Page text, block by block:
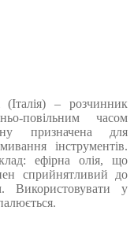
– розчинник
повільним часом
призначена для
інструментів.
ефірна олія, що
сприйнятливий до
Використовувати у